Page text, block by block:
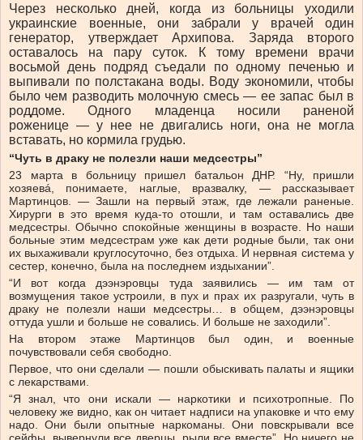
Через несколько дней, когда из больницы уходили
украинские военные, они забрали у врачей один
генератор, утверждает Архипова. Заряда второго
оставалось на пару суток. К тому времени врачи
восьмой день подряд съедали по одному печенью и
выпивали по полстакана воды. Воду экономили, чтобы
было чем разводить молочную смесь — ее запас был в
роддоме. Одного младенца носили раненой
роженице — у нее не двигались ноги, она не могла
вставать, но кормила грудью.
“Чуть в драку не полезли наши медсестры”
23 марта в больницу пришел батальон ДНР. “Ну, пришли
хозяевá, понимаете, наглые, вразвалку, — рассказывает
Мартинцов. — Зашли на первый этаж, где лежали раненые.
Хирурги в это время куда-то отошли, и там оставались две
медсестры. Обычно спокойные женщины в возрасте. Но наши
больные этим медсестрам уже как дети родные были, так они
их выхаживали круглосуточно, без отдыха. И нервная система у
сестер, конечно, была на последнем издыхании”.
“И вот когда дээнэровцы туда заявились — им там от
возмущения такое устроили, в пух и прах их разругали, чуть в
драку не полезли наши медсестры… в общем, дээнэровцы
оттуда ушли и больше не совались. И больше не заходили”.
На втором этаже Мартинцов был один, и военные
почувствовали себя свободно.
Первое, что они сделали — пошли обыскивать палаты и ящики
с лекарствами.
“Я знал, что они искали — наркотики и психотропные. По
человеку же видно, как он читает надписи на упаковке и что ему
надо. Они были опытные наркоманы. Они повскрывали все